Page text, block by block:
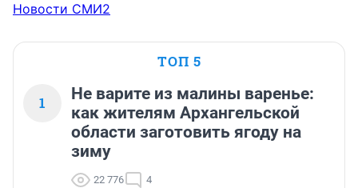
Новости СМИ2
ТОП 5
1
Не варите из малины варенье:
как жителям Архангельской
области заготовить ягоду на
зиму
22 776 4